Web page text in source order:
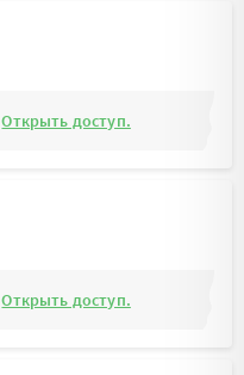
Открыть доступ.
Открыть доступ.